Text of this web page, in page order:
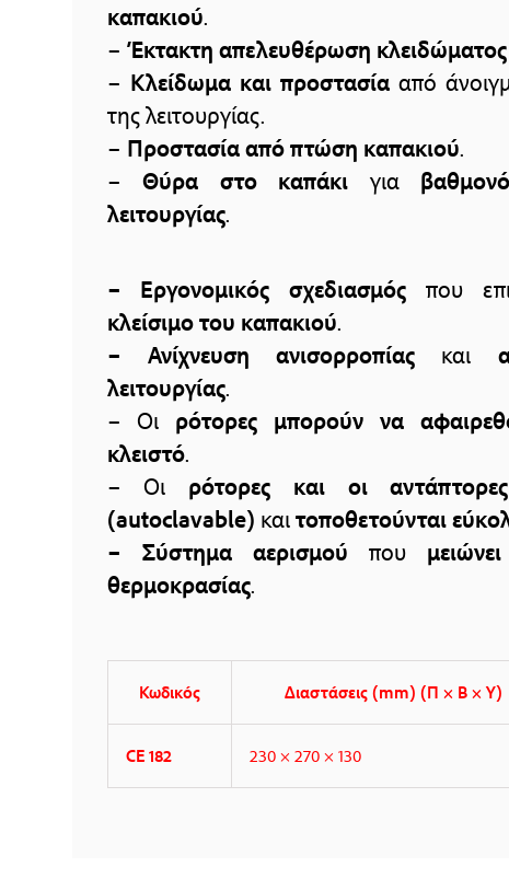
καπακιού.
– Έκτακτη απελευθέρωση
– Κλείδωμα και προστασία από
της λειτουργίας.
– Προστασία από πτώση καπακιού.
– Θύρα στο καπάκι για
λειτουργίας.
– Εργονομικός σχεδιασμός που
κλείσιμο του καπακιού.
– Ανίχνευση ανισορροπίας και
λειτουργίας.
– Οι ρότορες μπορούν να
κλειστό.
– Οι ρότορες και οι
(autoclavable) καιτοποθετούνται
– Σύστημα αερισμού που
θερμοκρασίας.
Κωδικός Διαστάσεις (mm) (Π × Β × Υ)
CE 182 230 × 270 × 130